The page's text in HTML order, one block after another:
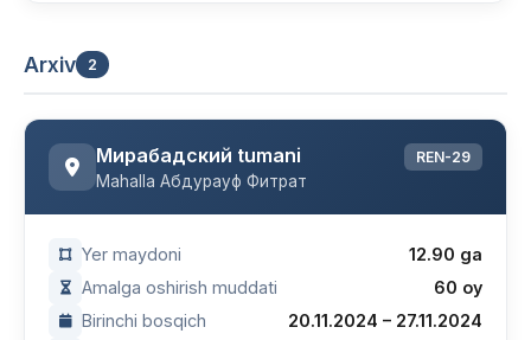
Arxiv 2
Мирабадский tumani
Mahalla Абдурауф Фитрат
REN-29
Yer maydoni
12.90 ga
Amalga oshirish muddati
60 oy
Birinchi bosqich
20.11.2024 – 27.11.2024